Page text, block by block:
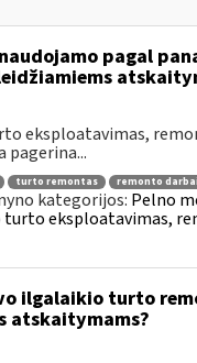
pagal
eksploatavimas,
turto remontas remonto darbai
kategorijos: Pelno
turto eksploatavimas,
ilgalaikio turto
atskaitymams?